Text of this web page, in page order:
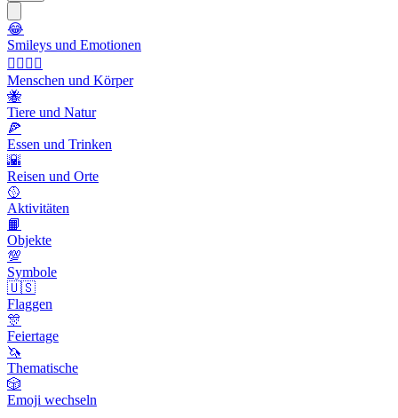
😂
Smileys und Emotionen
👩‍❤️‍💋‍👨
Menschen und Körper
🐝
Tiere und Natur
🍕
Essen und Trinken
🌇
Reisen und Orte
🥎
Aktivitäten
📙
Objekte
💯
Symbole
🇺🇸
Flaggen
🎊
Feiertage
🦄
Thematische
🎲
Emoji wechseln